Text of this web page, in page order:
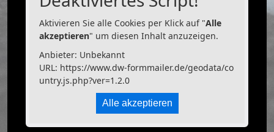
Aktivieren Sie alle Cookies per Klick auf "Alle
akzeptieren" um diesen Inhalt anzuzeigen.
Anbieter: Unbekannt
URL: https://www.dw-formmailer.de/geodata/co
untry.js.php?ver=1.2.0
Alle akzeptieren